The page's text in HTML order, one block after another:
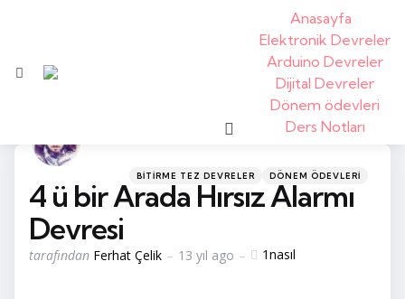
Menü
Anasayfa
Elektronik Devreler
Arduino Devreler
Dijital Devreler
Dönem ödevleri
Ders Notları
kategoriler
Posted
BITIRME TEZ DEVRELER DÖNEM ÖDEVLERI
4 ü bir Arada Hırsız Alarmı
Devresi
tarafından
tarafından Ferhat Çelik 13 yıl ago 1nasıl